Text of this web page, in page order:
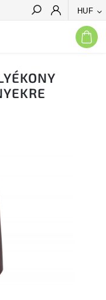
HUF
Keresés